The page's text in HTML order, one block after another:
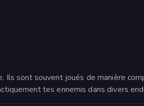
Ils sont souvent joués de manière
tes ennemis dans divers